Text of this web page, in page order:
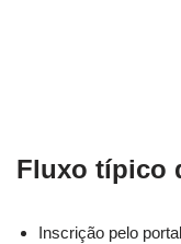
Fluxo típico
Inscrição pelo